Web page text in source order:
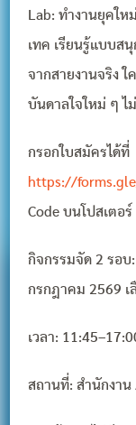
Lab: ทำงานยุคใ
เทค เรียนรู้แบบส
จากสายงานจริง
บันดาลใจใหม่ ๆ ไ
กรอกใบสมัครได้ที่
https://
Code บนโปสเตอร์
กิจกรรมจัด 2 รอ
กรกฎาคม 2569 เ
เวลา:
สถานที่: สำนักงาน